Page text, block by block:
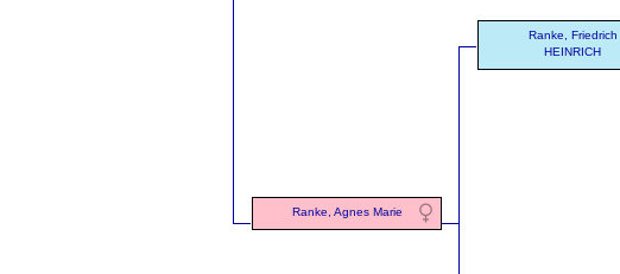
Ranke, Agnes Marie
Ranke, Friedrich
HEINRICH